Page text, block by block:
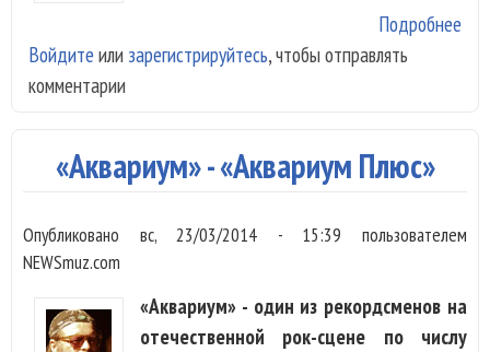
Подробнее
Войдите или зарегистрируйтесь, чтобы отправлять
комментарии
«Аквариум» - «Аквариум Плюс»
Опубликовано вс, 23/03/2014 - 15:39 пользователем
NEWSmuz.com
«Аквариум» - один из рекордсменов на
отечественной рок-сцене по числу